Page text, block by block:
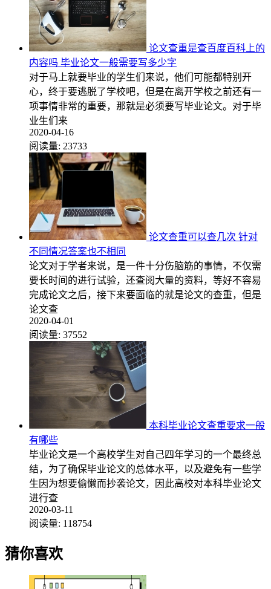
论文查重是查百度百科上的
内容吗 毕业论文一般需要写多少字
对于马上就要毕业的学生们来说，他们可能都特别开
心，终于要逃脱了学校吧，但是在离开学校之前还有一
项事情非常的重要，那就是必须要写毕业论文。对于毕
业生们来
2020-04-16
阅读量: 23733
论文查重可以查几次 针对
不同情况答案也不相同
论文对于学者来说，是一件十分伤脑筋的事情，不仅需
要长时间的进行试验，还查阅大量的资料，等好不容易
完成论文之后，接下来要面临的就是论文的查重，但是
论文查
2020-04-01
阅读量: 37552
本科毕业论文查重要求一般
有哪些
毕业论文是一个高校学生对自己四年学习的一个最终总
结，为了确保毕业论文的总体水平，以及避免有一些学
生因为想要偷懒而抄袭论文，因此高校对本科毕业论文
进行查
2020-03-11
阅读量: 118754
猜你喜欢